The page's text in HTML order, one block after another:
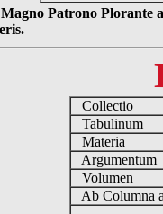
Patrono Plorante
Collectio
Tabulinum
Materia
Argumentum
Volumen
Ab Columna